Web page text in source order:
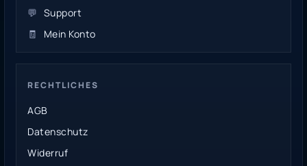
💬 Support
🧾
Mein Konto
RECHTLICHES
AGB
Datenschutz
Widerruf